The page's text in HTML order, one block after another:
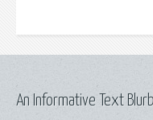
An Informative Text